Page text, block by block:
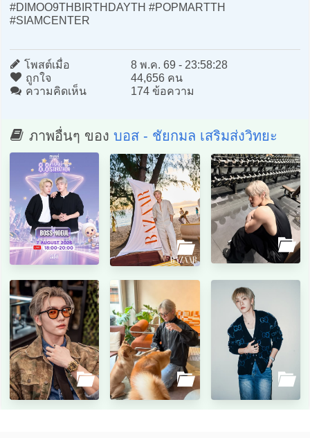
#DIMOO9THBIRTHDAYTH #POPMARTTH
#SIAMCENTER
โพสต์เมื่อ
8 พ.ค. 69 - 23:58:28
ถูกใจ
44,656 คน
ความคิดเห็น
174 ข้อความ
ภาพอื่นๆ ของ บอส - ชัยกมล เสริมส่งวิทยะ